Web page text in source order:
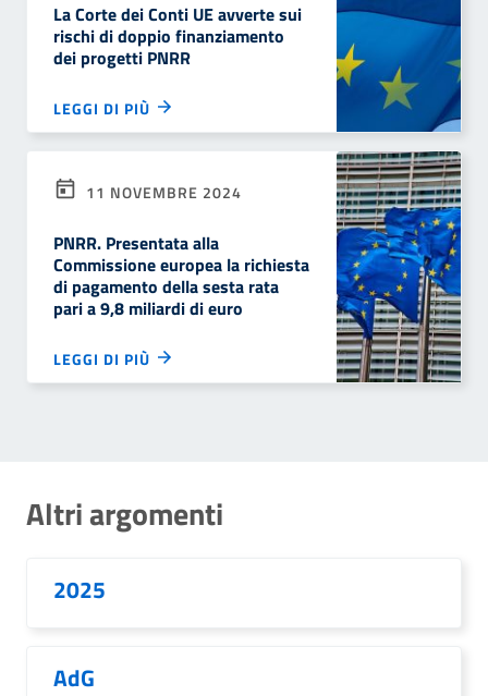
La Corte dei Conti UE avverte sui
rischi di doppio finanziamento
dei progetti PNRR
LEGGI DI PIÙ
11 NOVEMBRE 2024
PNRR. Presentata alla
Commissione europea la richiesta
di pagamento della sesta rata
pari a 9,8 miliardi di euro
LEGGI DI PIÙ
Altri argomenti
2025
AdG